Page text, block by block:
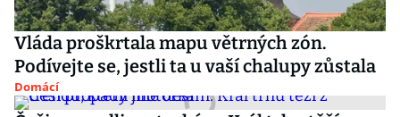
Vláda proškrtala mapu větrných zón.
Podívejte se, jestli ta u vaší chalupy zůstala
Domácí